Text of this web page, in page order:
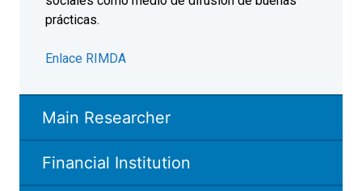
Main Researcher
Financial Institution
prácticas.
Enlace RIMDA